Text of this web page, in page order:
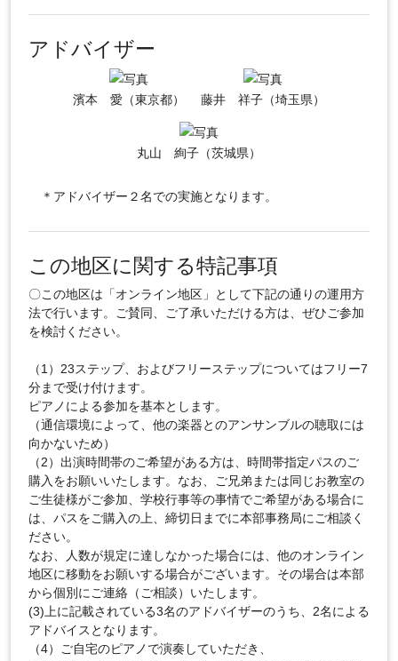
アドバイザー
濱本 愛（東京都） 藤井 祥子（埼玉県）
丸山 絢子（茨城県）
＊アドバイザー２名での実施となります。
この地区に関する特記事項
〇この地区は「オンライン地区」として下記の通りの運用方
法で行います。ご賛同、ご了承いただける方は、ぜひご参加
を検討ください。
（1）23ステップ、およびフリーステップについてはフリー7
分まで受け付けます。
ピアノによる参加を基本とします。
（通信環境によって、他の楽器とのアンサンブルの聴取には
向かないため）
（2）出演時間帯のご希望がある方は、時間帯指定パスのご
購入をお願いいたします。なお、ご兄弟または同じお教室の
ご生徒様がご参加、学校行事等の事情でご希望がある場合に
は、パスをご購入の上、締切日までに本部事務局にご相談く
ださい。
なお、人数が規定に達しなかった場合には、他のオンライン
地区に移動をお願いする場合がございます。その場合は本部
から個別にご連絡（ご相談）いたします。
(3)上に記載されている3名のアドバイザーのうち、2名による
アドバイスとなります。
（4）ご自宅のピアノで演奏していただき、